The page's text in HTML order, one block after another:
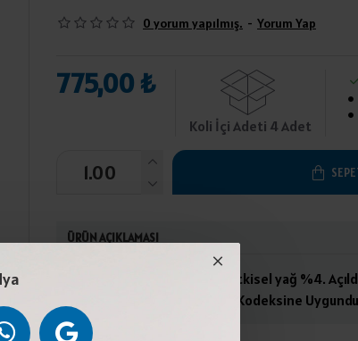
0 yorum yapılmış. - Yorum Yap
775,00 ₺
Koli İçi Adeti 4 Adet
ÜRÜN AÇIKLAMASI
Siyah gemlik zeytini, tuz, bitkisel yağ %4.
yerde saklayınız. Türk Gıda Kodeksine